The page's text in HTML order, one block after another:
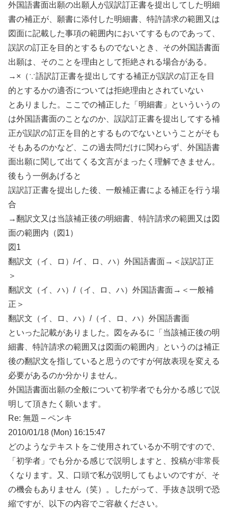
外国語書面出願の出願人が誤訳訂正書を提出してした明細
書の補正が、願書に添付した明細書、特許請求の範囲又は
図面に記載した事項の範囲内においてするものであって、
誤訳の訂正を目的とするものでないとき、その外国語書面
出願は、そのことを理由として拒絶される場合がある。
→×（∵語訳訂正書を提出してする補正が誤訳の訂正を目
的とするかの適否については拒絶理由とされていない
とありました。ここでの補正した「明細書」といういうの
は外国語書面のことなのか、誤訳訂正書を提出してする補
正が誤訳の訂正を目的とするものでないということがそも
そもあるのかなど、この過去問だけに関わらず、外国語書
面出願に関して出てくる文言がまったく理解できません。
後もう一例あげると
誤訳訂正書を提出した後、一般補正書による補正を行う場
合
→翻訳文又は当該補正後の明細書、特許請求の範囲又は図
面の範囲内（図1）
図1
翻訳文（イ、ロ）/イ、ロ、ハ）外国語書面→＜誤訳訂正
＞
翻訳文（イ、ハ）/（イ、ロ、ハ）外国語書面→＜一般補
正＞
翻訳文（イ、ロ、ハ）/（イ、ロ、ハ）外国語書面
といった記載がありました。図をみるに「当該補正後の明
細書、特許請求の範囲又は図面の範囲内」というのは補正
後の翻訳文を指していると思うのですが何故表現を変える
必要があるのか分かりません。
外国語書面出願の全般について初学者でも分かる感じで説
明して頂きたく願います。
Re: 無題 – ペンキ
2010/01/18 (Mon) 16:15:47
どのようなテキストをご使用されているか不明ですので、
「初学者」でも分かる感じで説明しますと、投稿が非常長
くなります。又、口頭で私が説明してもよいのですが、そ
の機会もありません（笑）。したがって、手抜き説明で恐
縮ですが、以下の内容でご容赦ください。